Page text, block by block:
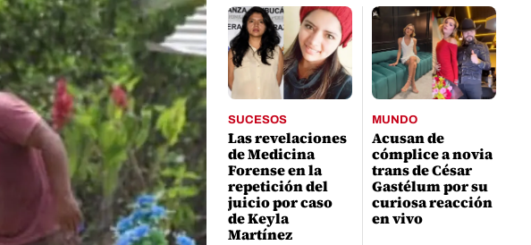
SUCESOS
Las revelaciones
de Medicina
Forense en la
repetición del
juicio por caso
de Keyla
Martínez
MUNDO
Acusan de
cómplice a novia
trans de César
Gastélum por su
curiosa reacción
en vivo